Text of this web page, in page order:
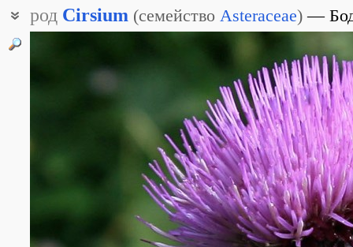
род Cirsium (семейство Asteraceae)